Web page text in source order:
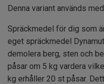
Denna variant används
Spräckmedel för dig som
eget spräckmedel
demolera berg, sten och
påsar om 5 kg vardera
kg erhåller 20 st påsar.